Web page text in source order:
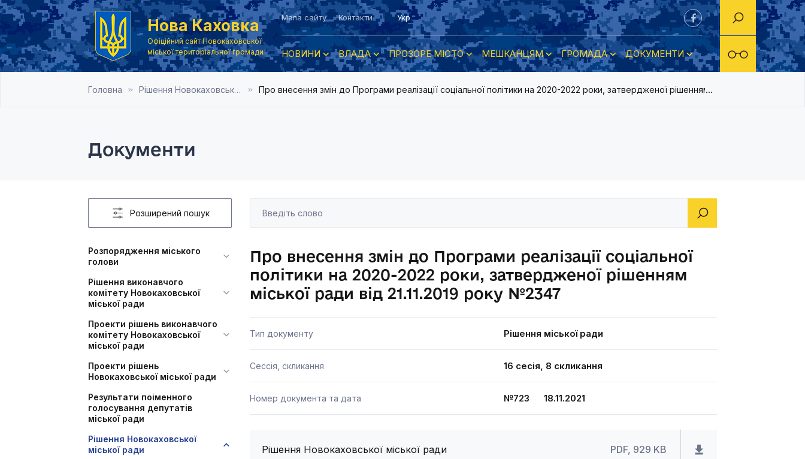
Нова Каховка
Офіційний сайт Новокаховської
міської територіальної громади
Мапа сайту Контакти Укр
НОВИНИ ВЛАДА ПРОЗОРЕ МІСТО МЕШКАНЦЯМ ГРОМАДА ДОКУМЕНТИ
Головна Рішення Новокаховської міської ради 2021 рік Про внесення змін до Програми реалізації соціальної політики на 2020-2022 роки, затвердженої рішенням міської ради від
Документи
Розширений пошук
Розпорядження міського
голови
Рішення виконавчого
комітету Новокаховської
міської ради
Проекти рішень виконавчого
комітету Новокаховської
міської ради
Проекти рішень
Новокаховської міської ради
Результати поіменного
голосування депутатів
міської ради
Рішення Новокаховської
міської ради
Про внесення змін до Програми реалізації соціальної
політики на 2020-2022 роки, затвердженої рішенням
міської ради від 21.11.2019 року №2347
Тип документу Рішення міської ради
Сессія, скликання 16 сесія, 8 скликання
Номер документа та дата №723 18.11.2021
Рішення Новокаховської міської ради PDF, 929 KB